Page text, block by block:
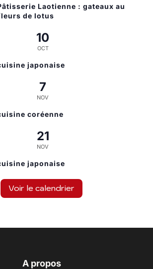
Laotienne : gateaux au
de lotus
10
OCT
japonaise
7
NOV
coréenne
21
NOV
japonaise
Voir le calendrier
A propos